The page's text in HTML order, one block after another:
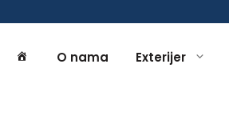
O nama Exterijer